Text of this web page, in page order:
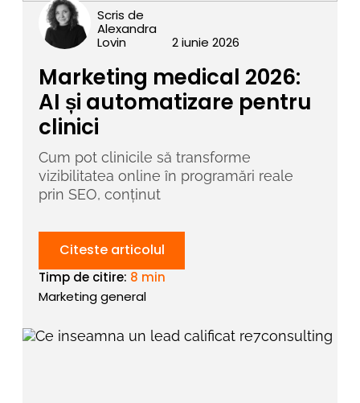
Scris de
Alexandra
Lovin
2 iunie 2026
Marketing medical 2026:
AI și automatizare pentru
clinici
Cum pot clinicile să transforme
vizibilitatea online în programări reale
prin SEO, conținut
Citeste articolul
Timp de citire: 8 min
Marketing general